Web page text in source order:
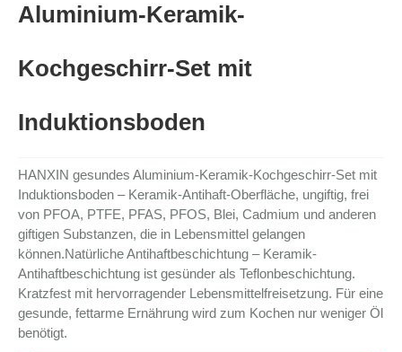
Aluminium-Keramik-
Kochgeschirr-Set mit
Induktionsboden
HANXIN gesundes Aluminium-Keramik-Kochgeschirr-Set mit
Induktionsboden – Keramik-Antihaft-Oberfläche, ungiftig, frei
von PFOA, PTFE, PFAS, PFOS, Blei, Cadmium und anderen
giftigen Substanzen, die in Lebensmittel gelangen
können.Natürliche Antihaftbeschichtung – Keramik-
Antihaftbeschichtung ist gesünder als Teflonbeschichtung.
Kratzfest mit hervorragender Lebensmittelfreisetzung. Für eine
gesunde, fettarme Ernährung wird zum Kochen nur weniger Öl
benötigt.